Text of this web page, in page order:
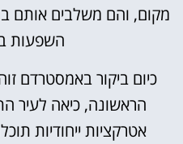
מקום, והם משלבים אותם
השפעות
כיום ביקור באמסטרדם
הראשונה, כיאה לעיר
אטרקציות ייחודיות